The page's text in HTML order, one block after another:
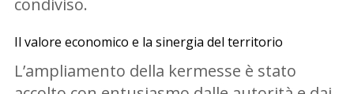
condiviso.
Il valore economico e la sinergia del territorio
L’ampliamento della kermesse è stato